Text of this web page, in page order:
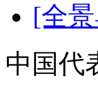
[全
中国代